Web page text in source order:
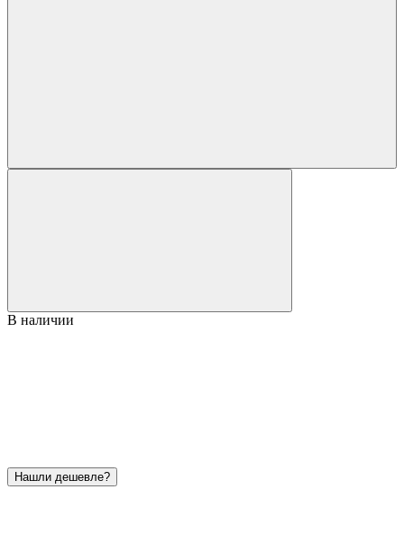
В наличии
Нашли дешевле?